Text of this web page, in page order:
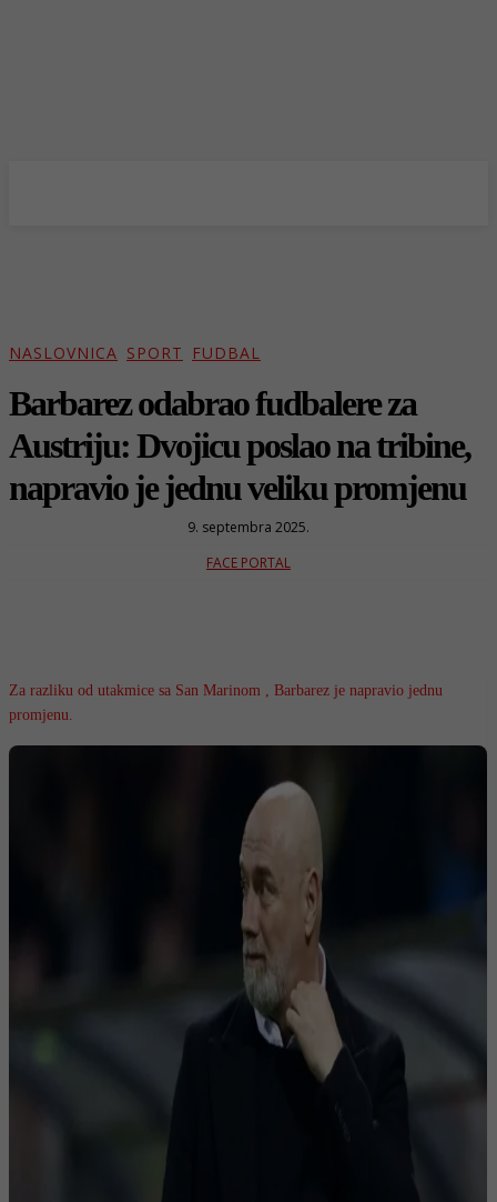
NASLOVNICA SPORT FUDBAL
Barbarez odabrao fudbalere za
Austriju: Dvojicu poslao na tribine,
napravio je jednu veliku promjenu
9. septembra 2025.
FACE PORTAL
Za razliku od utakmice sa San Marinom , Barbarez je napravio jednu
promjenu.